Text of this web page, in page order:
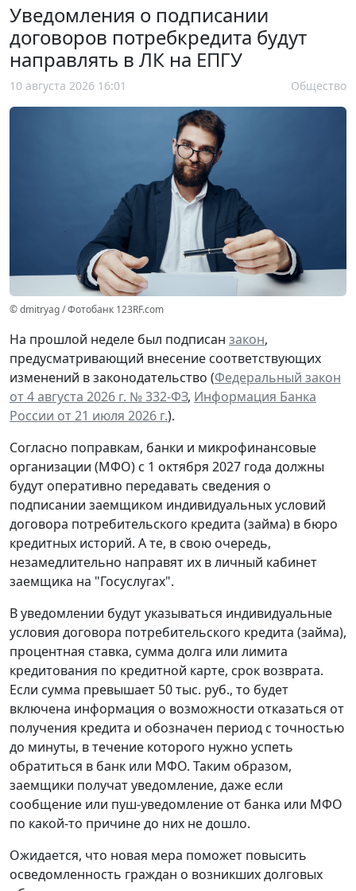
Уведомления о подписании
договоров потребкредита будут
направлять в ЛК на ЕПГУ
10 августа 2026 16:01 Общество
© dmitryag / Фотобанк 123RF.com
На прошлой неделе был подписан закон,
предусматривающий внесение соответствующих
изменений в законодательство (Федеральный закон
от 4 августа 2026 г. № 332-ФЗ, Информация Банка
России от 21 июля 2026 г.).
Согласно поправкам, банки и микрофинансовые
организации (МФО) с 1 октября 2027 года должны
будут оперативно передавать сведения о
подписании заемщиком индивидуальных условий
договора потребительского кредита (займа) в бюро
кредитных историй. А те, в свою очередь,
незамедлительно направят их в личный кабинет
заемщика на "Госуслугах".
В уведомлении будут указываться индивидуальные
условия договора потребительского кредита (займа),
процентная ставка, сумма долга или лимита
кредитования по кредитной карте, срок возврата.
Если сумма превышает 50 тыс. руб., то будет
включена информация о возможности отказаться от
получения кредита и обозначен период с точностью
до минуты, в течение которого нужно успеть
обратиться в банк или МФО. Таким образом,
заемщики получат уведомление, даже если
сообщение или пуш-уведомление от банка или МФО
по какой-то причине до них не дошло.
Ожидается, что новая мера поможет повысить
осведомленность граждан о возникших долговых